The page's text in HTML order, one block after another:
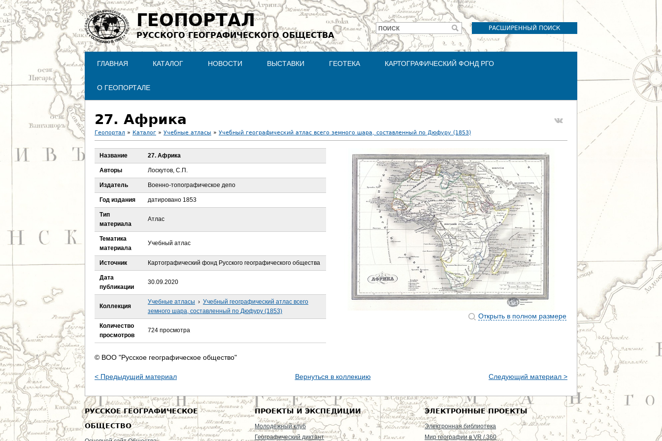
Jump to navigation
ГЕОПОРТАЛ
РУССКОГО ГЕОГРАФИЧЕСКОГО ОБЩЕСТВА
РАСШИРЕННЫЙ ПОИСК
Форма
поиска
ПОИСК
ГЛАВНАЯ КАТАЛОГ НОВОСТИ ВЫСТАВКИ ГЕОТЕКА КАРТОГРАФИЧЕСКИЙ ФОНД РГО
О ГЕОПОРТАЛЕ
27. Африка
В
ы
д
е
с
ь
Геопортал » Каталог » Учебные атласы » Учебный географический атлас всего земного шара, составленный по Дюфуру (1853)
Открыть в полном размере
Название 27. Африка
Авторы Лоскутов, С.П.
Издатель Военно-топографическое депо
Год издания датировано 1853
Тип
материала
Атлас
Тематика
материала
Учебный атлас
Источник Картографический фонд Русского географического общества
Дата
публикации
30.09.2020
Коллекция
Учебные атласы › Учебный географический атлас всего
земного шара, составленный по Дюфуру (1853)
Количество
просмотров
724 просмотра
© ВОО "Русское географическое общество"
< Предыдущий материал Вернуться в коллекцию Следующий материал >
РУССКОЕ ГЕОГРАФИЧЕСКОЕ
ОБЩЕСТВО
ПРОЕКТЫ И ЭКСПЕДИЦИИ
Молодежный клуб
Географический диктант
ЭЛЕКТРОННЫЕ ПРОЕКТЫ
Электронная библиотека
Мир географии в VR / 360